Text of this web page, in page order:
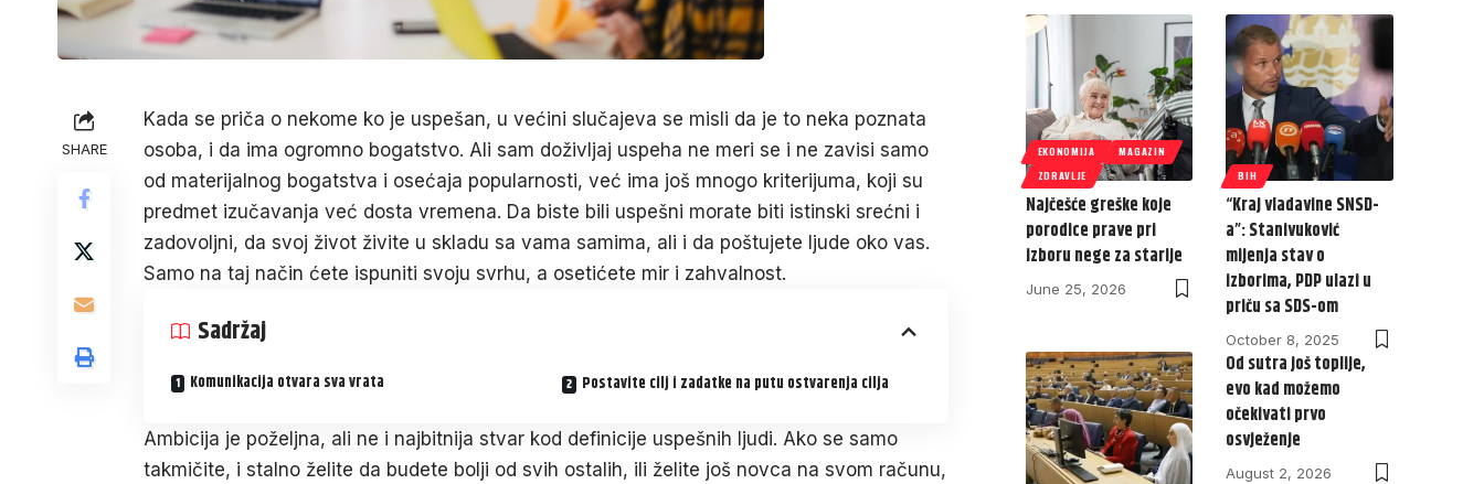
SHARE
Kada se priča o nekome ko je uspešan, u većini slučajeva se misli da je to neka poznata
osoba, i da ima ogromno bogatstvo. Ali sam doživljaj uspeha ne meri se i ne zavisi samo
od materijalnog bogatstva i osećaja popularnosti, već ima još mnogo kriterijuma, koji su
predmet izučavanja već dosta vremena. Da biste bili uspešni morate biti istinski srećni i
zadovoljni, da svoj život živite u skladu sa vama samima, ali i da poštujete ljude oko vas.
Samo na taj način ćete ispuniti svoju svrhu, a osetićete mir i zahvalnost.
Sadržaj
Komunikacija otvara sva vrata Postavite cilj i zadatke na putu ostvarenja cilja
Ambicija je poželjna, ali ne i najbitnija stvar kod definicije uspešnih ljudi. Ako se samo
takmičite, i stalno želite da budete bolji od svih ostalih, ili želite još novca na svom računu,
EKONOMIJA
MAGAZIN
ZDRAVLJE
Najčešće greške koje
porodice prave pri
izboru nege za starije
June 25, 2026
BIH
“Kraj vladavine SNSD-
a”: Stanivuković
mijenja stav o
izborima, PDP ulazi u
priču sa SDS-om
October 8, 2025
Od sutra još toplije,
evo kad možemo
očekivati prvo
osvježenje
August 2, 2026